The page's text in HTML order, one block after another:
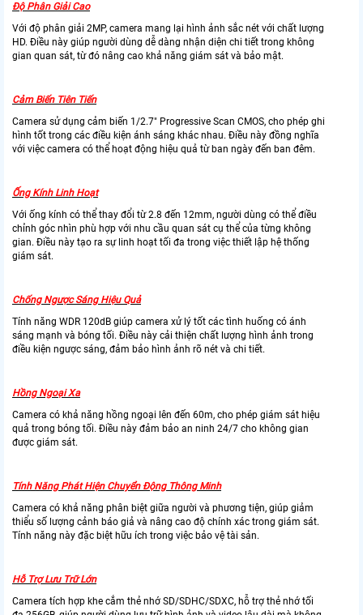
Độ Phân Giải Cao
Với độ phân giải 2MP, camera mang lại hình ảnh sắc nét với chất lượng
HD. Điều này giúp người dùng dễ dàng nhận diện chi tiết trong không
gian quan sát, từ đó nâng cao khả năng giám sát và bảo mật.
Cảm Biến Tiên Tiến
Camera sử dụng cảm biến 1/2.7" Progressive Scan CMOS, cho phép ghi
hình tốt trong các điều kiện ánh sáng khác nhau. Điều này đồng nghĩa
với việc camera có thể hoạt động hiệu quả từ ban ngày đến ban đêm.
Ống Kính Linh Hoạt
Với ống kính có thể thay đổi từ 2.8 đến 12mm, người dùng có thể điều
chỉnh góc nhìn phù hợp với nhu cầu quan sát cụ thể của từng không
gian. Điều này tạo ra sự linh hoạt tối đa trong việc thiết lập hệ thống
giám sát.
Chống Ngược Sáng Hiệu Quả
Tính năng WDR 120dB giúp camera xử lý tốt các tình huống có ánh
sáng mạnh và bóng tối. Điều này cải thiện chất lượng hình ảnh trong
điều kiện ngược sáng, đảm bảo hình ảnh rõ nét và chi tiết.
Hồng Ngoại Xa
Camera có khả năng hồng ngoại lên đến 60m, cho phép giám sát hiệu
quả trong bóng tối. Điều này đảm bảo an ninh 24/7 cho không gian
được giám sát.
Tính Năng Phát Hiện Chuyển Động Thông Minh
Camera có khả năng phân biệt giữa người và phương tiện, giúp giảm
thiểu số lượng cảnh báo giả và nâng cao độ chính xác trong giám sát.
Tính năng này đặc biệt hữu ích trong việc bảo vệ tài sản.
Hỗ Trợ Lưu Trữ Lớn
Camera tích hợp khe cắm thẻ nhớ SD/SDHC/SDXC, hỗ trợ thẻ nhớ tối